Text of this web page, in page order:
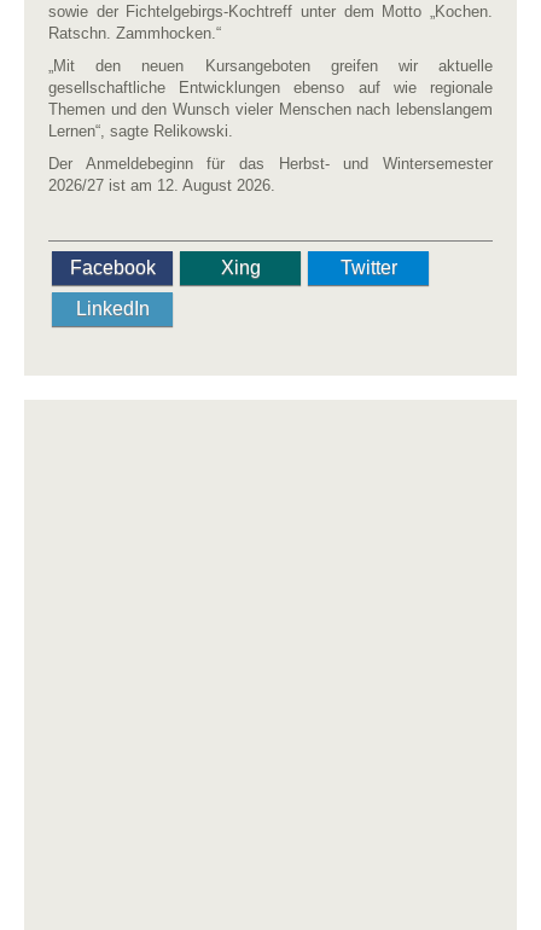
sowie der Fichtelgebirgs-Kochtreff unter dem Motto „Kochen.
Ratschn. Zammhocken.“
„Mit den neuen Kursangeboten greifen wir aktuelle
gesellschaftliche Entwicklungen ebenso auf wie regionale
Themen und den Wunsch vieler Menschen nach lebenslangem
Lernen“, sagte Relikowski.
Der Anmeldebeginn für das Herbst- und Wintersemester
2026/27 ist am 12. August 2026.
Facebook Xing
Twitter
LinkedIn